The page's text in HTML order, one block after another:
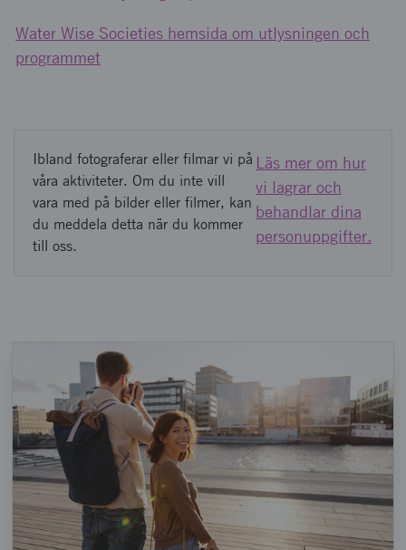
Water Wise Societies hemsida om utlysningen och
programmet
Ibland fotograferar eller filmar vi på
våra aktiviteter. Om du inte vill
vara med på bilder eller filmer, kan
du meddela detta när du kommer
till oss.
Läs mer om hur
vi lagrar och
behandlar dina
personuppgifter.